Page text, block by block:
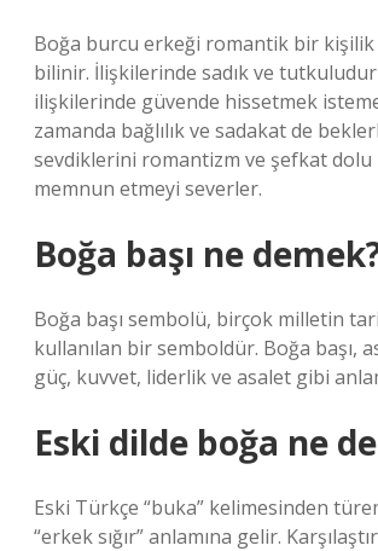
Boğa burcu erkeği romantik bir
bilinir. İlişkilerinde sadık ve
ilişkilerinde güvende hissetmek
zamanda bağlılık ve sadakat de
sevdiklerini romantizm ve şefkat
memnun etmeyi severler.
Boğa başı ne
Boğa başı sembolü, birçok milletin
kullanılan bir semboldür. Boğa başı,
güç, kuvvet, liderlik ve asalet gibi
Eski dilde boğa ne
Eski Türkçe “buka” kelimesinden
“erkek sığır” anlamına gelir.